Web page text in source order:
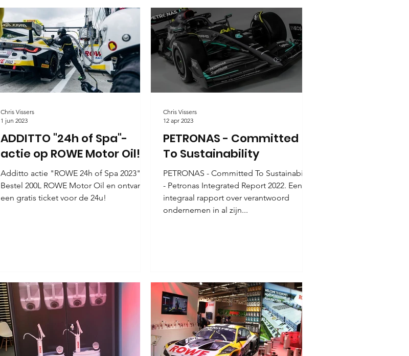
ADDITTO "24h of Spa"-
actie op ROWE Motor Oil!
Additto actie "ROWE 24h of Spa 2023".
Bestel 200L ROWE Motor Oil en ontvang
een gratis ticket voor de 24u!
Chris Vissers
1 jun 2023
PETRONAS - Committed
To Sustainability
PETRONAS - Committed To Sustainability
- Petronas Integrated Report 2022. Een
integraal rapport over verantwoord
ondernemen in al zijn...
Chris Vissers
12 apr 2023